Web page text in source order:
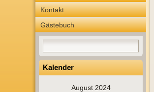
Kontakt
Gästebuch
Kalender
August 2024